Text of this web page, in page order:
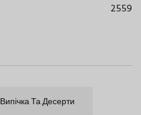
2559
Випічка Та Десерти